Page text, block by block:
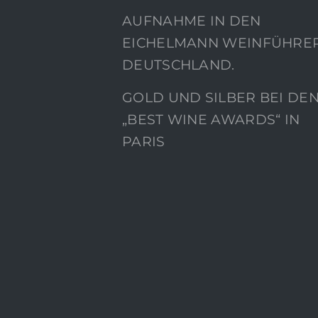
AUFNAHME IN DEN
EICHELMANN
DEUTSCHLAND.
GOLD UND SILBER BEI
„BEST WINE AWARDS“ IN
PARIS